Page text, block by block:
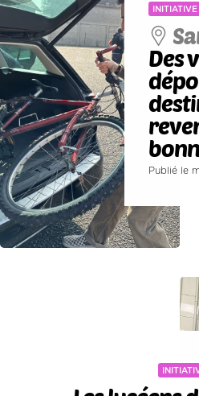
INITIATIVE
Des
Publié le